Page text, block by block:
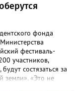
фонда
фестиваль-
участников,
состязаться за
земли». «Это не